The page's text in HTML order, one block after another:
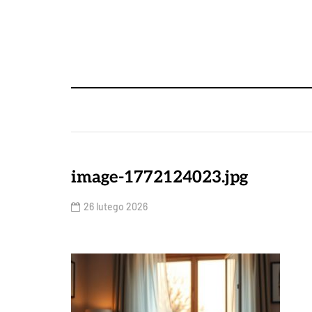
image-1772124023.jpg
26 lutego 2026